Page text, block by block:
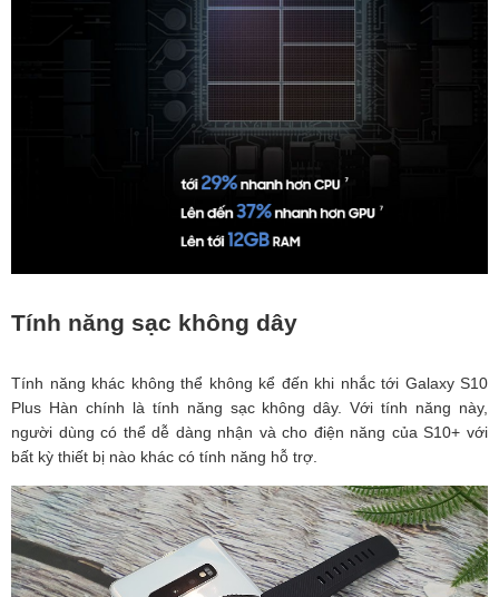
Tính năng sạc không dây
Tính năng khác không thể không kể đến khi nhắc tới Galaxy S10
Plus Hàn chính là tính năng sạc không dây. Với tính năng này,
người dùng có thể dễ dàng nhận và cho điện năng của S10+ với
bất kỳ thiết bị nào khác có tính năng hỗ trợ.